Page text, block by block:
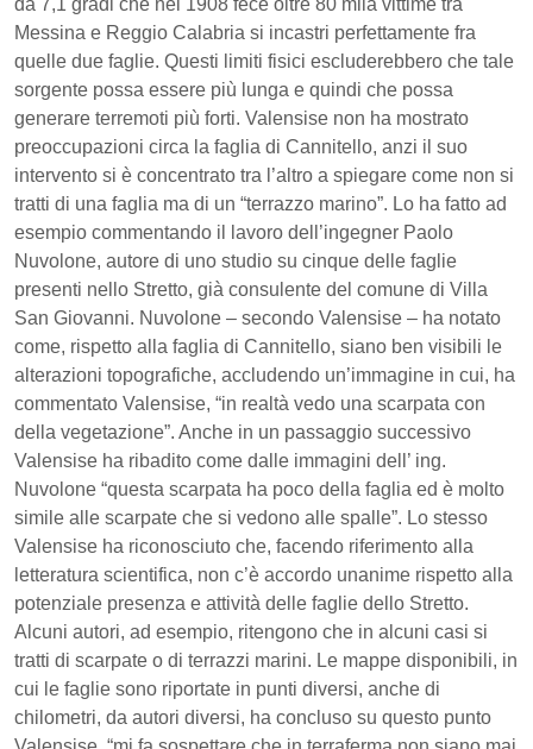
da 7,1 gradi che nel 1908 fece oltre 80 mila vittime tra
Messina e Reggio Calabria si incastri perfettamente fra
quelle due faglie. Questi limiti fisici escluderebbero che tale
sorgente possa essere più lunga e quindi che possa
generare terremoti più forti. Valensise non ha mostrato
preoccupazioni circa la faglia di Cannitello, anzi il suo
intervento si è concentrato tra l’altro a spiegare come non si
tratti di una faglia ma di un “terrazzo marino”. Lo ha fatto ad
esempio commentando il lavoro dell’ingegner Paolo
Nuvolone, autore di uno studio su cinque delle faglie
presenti nello Stretto, già consulente del comune di Villa
San Giovanni. Nuvolone – secondo Valensise – ha notato
come, rispetto alla faglia di Cannitello, siano ben visibili le
alterazioni topografiche, accludendo un’immagine in cui, ha
commentato Valensise, “in realtà vedo una scarpata con
della vegetazione”. Anche in un passaggio successivo
Valensise ha ribadito come dalle immagini dell’ ing.
Nuvolone “questa scarpata ha poco della faglia ed è molto
simile alle scarpate che si vedono alle spalle”. Lo stesso
Valensise ha riconosciuto che, facendo riferimento alla
letteratura scientifica, non c’è accordo unanime rispetto alla
potenziale presenza e attività delle faglie dello Stretto.
Alcuni autori, ad esempio, ritengono che in alcuni casi si
tratti di scarpate o di terrazzi marini. Le mappe disponibili, in
cui le faglie sono riportate in punti diversi, anche di
chilometri, da autori diversi, ha concluso su questo punto